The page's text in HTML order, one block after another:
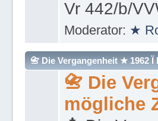
Wien/
Vr 442/b/
Moderator:★
📇 Die Vergangenheit ★ 1962
📇 Die